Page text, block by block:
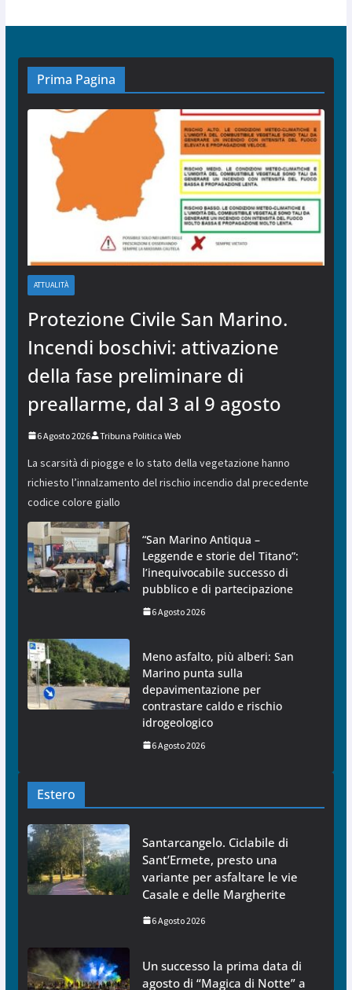
Prima Pagina
ATTUALITÀ
Protezione Civile San Marino.
Incendi boschivi: attivazione
della fase preliminare di
preallarme, dal 3 al 9 agosto
6 Agosto 2026 Tribuna Politica Web
La scarsità di piogge e lo stato della vegetazione hanno
richiesto l’innalzamento del rischio incendio dal precedente
codice colore giallo
“San Marino Antiqua –
Leggende e storie del Titano”:
l’inequivocabile successo di
pubblico e di partecipazione
6 Agosto 2026
Meno asfalto, più alberi: San
Marino punta sulla
depavimentazione per
contrastare caldo e rischio
idrogeologico
6 Agosto 2026
Estero
Santarcangelo. Ciclabile di
Sant’Ermete, presto una
variante per asfaltare le vie
Casale e delle Margherite
6 Agosto 2026
Un successo la prima data di
agosto di “Magica di Notte” a